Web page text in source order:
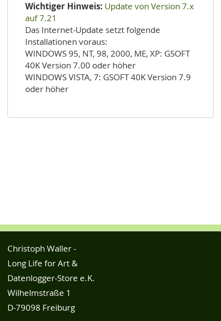
Wichtiger Hinweis: Update von Version 7.x
auf 7.21
Das Internet-Update setzt folgende
Installationen voraus:
WINDOWS 95, NT, 98, 2000, ME, XP: GSOFT
40K Version 7.00 oder höher
WINDOWS VISTA, 7: GSOFT 40K Version 7.9
oder höher
Christoph Waller -
Long Life for Art &
Datenlogger-Store e.K.
Wilhelmstraße 1
D-79098 Freiburg